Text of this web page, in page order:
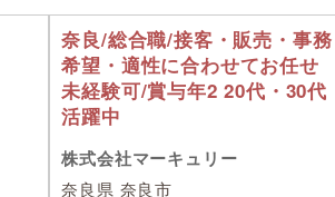
奈良/総合職/接客・販売・事務
希望・適性に合わせてお任せ
未経験可/賞与年2 20代・30代
活躍中
株式会社マーキュリー
奈良県 奈良市